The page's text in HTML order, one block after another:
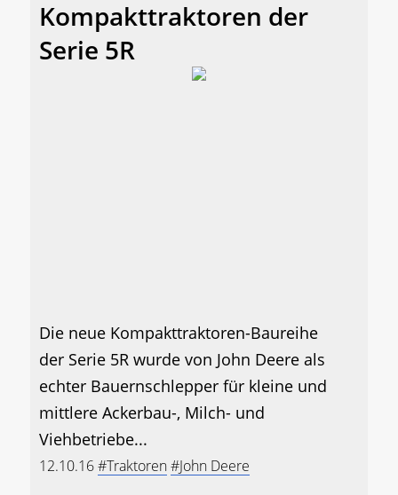
Kompakttraktoren der
Serie 5R
Die neue Kompakttraktoren-Baureihe
der Serie 5R wurde von John Deere als
echter Bauernschlepper für kleine und
mittlere Ackerbau-, Milch- und
Viehbetriebe...
12.10.16#Traktoren#John Deere